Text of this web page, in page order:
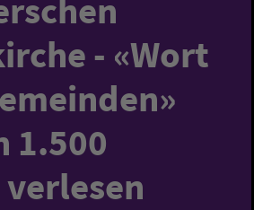
- «Wort
1.500